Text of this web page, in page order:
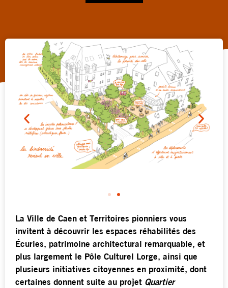
La Ville de Caen et Territoires pionniers vous
invitent à découvrir les espaces réhabilités des
Écuries, patrimoine architectural remarquable, et
plus largement le Pôle Culturel Lorge, ainsi que
plusieurs initiatives citoyennes en proximité, dont
certaines donnent suite au projet Quartier